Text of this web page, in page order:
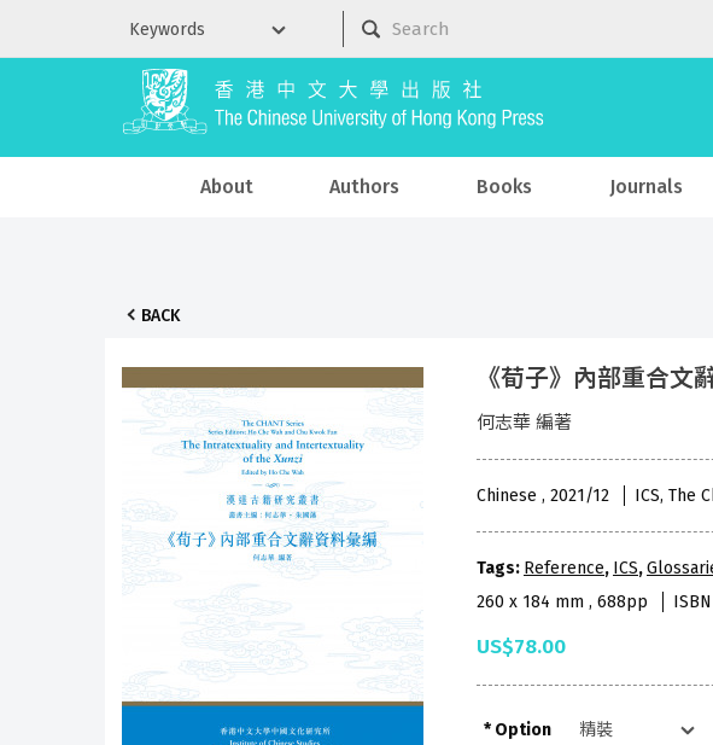
About Authors Books Journals
BACK
《荀子》內部重合文
何志華 編著
Chinese , 2021/12 ICS, The
Tags: Reference, ICS,
260 x 184 mm , 688pp
US$78.00
Option